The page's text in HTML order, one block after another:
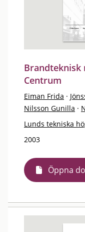
Brandteknisk
Centrum
Eiman Frida ·
Nilsson Gunilla ·
Lunds tekniska
2003
Öppna